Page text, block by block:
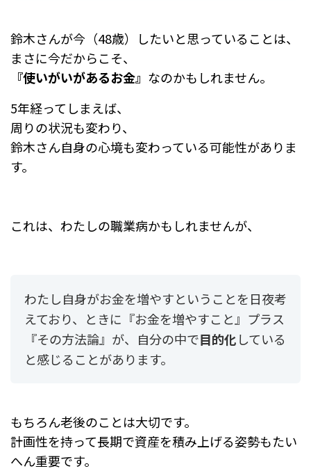
鈴木さんが今（48歳）したいと思っていることは、
まさに今だからこそ、
『使いがいがあるお金』 なのかもしれません。
5年経ってしまえば、
周りの状況も変わり、
鈴木さん自身の心境も変わっている可能性がありま
す。
これは、わたしの職業病かもしれませんが、
わたし自身がお金を増やすということを日夜考
えており、ときに『お金を増やすこと』プラス
『その方法論』が、自分の中で目的化している
と感じることがあります。
もちろん老後のことは大切です。
計画性を持って長期で資産を積み上げる姿勢もたい
へん重要です。